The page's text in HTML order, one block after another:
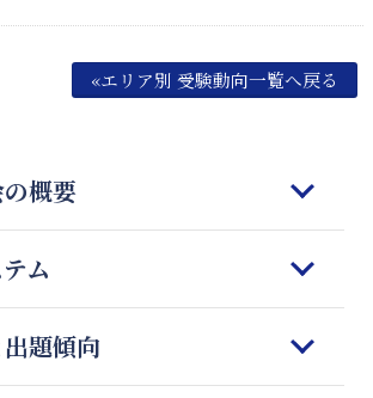
«エリア別 受験動向一覧へ戻る
概要
理念
ッチング
ム
業題傾向